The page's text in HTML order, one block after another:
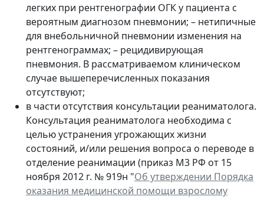
легких при рентгенографии ОГК у пациента с
вероятным диагнозом пневмонии; – нетипичные
для внебольничной пневмонии изменения на
рентгенограммах; – рецидивирующая
пневмония. В рассматриваемом клиническом
случае вышеперечисленных показания
отсутствуют;
в части отсутствия консультации реаниматолога.
Консультация реаниматолога необходима с
целью устранения угрожающих жизни
состояний, и/или решения вопроса о переводе в
отделение реанимации (приказ М3 РФ от 15
ноября 2012 г. № 919н "Об утверждении Порядка
оказания медицинской помощи взрослому